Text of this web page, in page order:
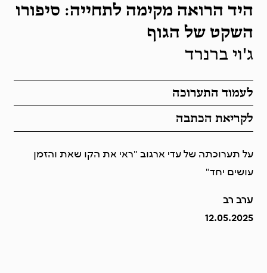
היד הרואה מקימה לתחייה: סיפורו
השקט של הגוף
ג'וי ברנרד
על תערוכתה של עדי ארגוב "ראי את הקו שאת והזמן
עושים יחד"
ערב רב
12.05.2025
לעמוד התערוכה
לקריאת הכתבה